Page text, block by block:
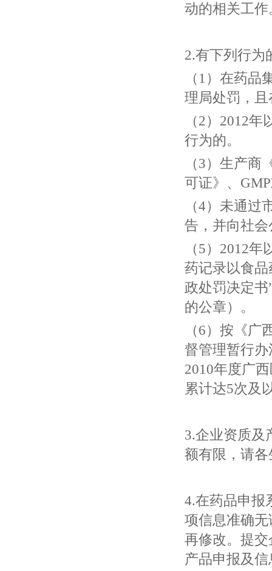
动的相关工作
2.有下列行为
（1）在药
理局处罚，
（2）2012
行为的。
（3）生产
可证》、
（4）未通
告，并向社
（5）2012
药记录以食品
政处罚决定
的公章）。
（6）按《
督管理暂行
2010年度广
累计达5次及
3.企业资质及
额有限，请
4.在药品申报
项信息准确
再修改。提
产品申报及